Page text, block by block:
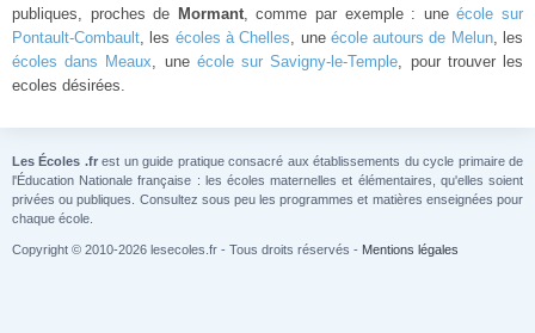
publiques, proches de Mormant, comme par exemple : uneécole sur
Pontault-Combault, les écoles à Chelles, une école autours de Melun, les
écoles dans Meaux, une école sur Savigny-le-Temple, pour trouver les
ecoles désirées.
Les Écoles .frest un guide pratique consacré aux établissements du cycle primaire de
l'Éducation Nationale française : les écoles maternelles et élémentaires, qu'elles soient
privées ou publiques. Consultez sous peu les programmes et matières enseignées pour
chaque école.
Copyright © 2010-2026 lesecoles.fr - Tous droits réservés - Mentions légales